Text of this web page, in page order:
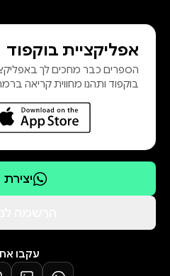
אפליקציית בוקפוד
הספרים כבר מחכים לך
בוקפוד ותהנו מחווית קריאה
עקבו